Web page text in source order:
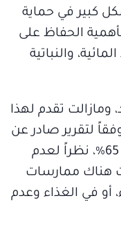
كبير في حماية
الحفاظ على
والنباتية
ومازالت تقدم لهذا
ففي عام 2021 تم قياس معدل الوعي البيئي للمجتمع، وبلغت نسبته 84%، وفقاً لتقرير صادر عن
وزارة التغير المناخي والبيئة، ومع تحسين دقة القياس أعتقد أن هذه النسبة قد تصل إلى أقل من 65%، نظراً لعدم
هناك ممارسات
أو في الغذاء وعدم